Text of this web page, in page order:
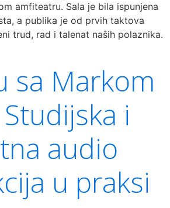
amfiteatru. Sala je bila ispunjena
a publika je od prvih taktova
trud, rad i talenat naših polaznika.
sa Markom
i
audio
u praksi